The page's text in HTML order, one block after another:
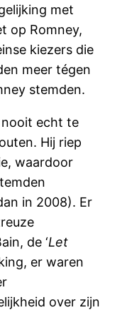
met
op Romney,
kiezers die
meer tégen
stemden.
echt te
Hij riep
waardoor
in 2008). Er
de ‘Let
er waren
over zijn